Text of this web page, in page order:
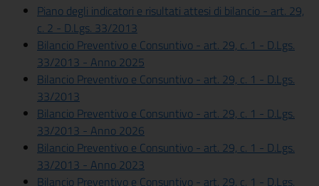
Piano degli indicatori e risultati attesi di bilancio - art. 29,
c. 2 - D.Lgs. 33/2013
Bilancio Preventivo e Consuntivo - art. 29, c. 1 - D.Lgs.
33/2013 - Anno 2025
Bilancio Preventivo e Consuntivo - art. 29, c. 1 - D.Lgs.
33/2013
Bilancio Preventivo e Consuntivo - art. 29, c. 1 - D.Lgs.
33/2013 - Anno 2026
Bilancio Preventivo e Consuntivo - art. 29, c. 1 - D.Lgs.
33/2013 - Anno 2023
Bilancio Preventivo e Consuntivo - art. 29, c. 1 - D.Lgs.